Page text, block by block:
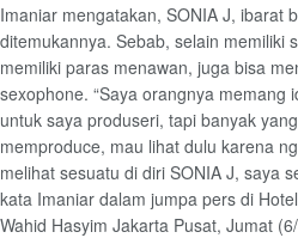
Imaniar mengatakan, SONIA J, ibarat
ditemukannya. Sebab, selain memiliki
memiliki paras menawan, juga bisa
sexophone. “Saya orangnya memang
untuk saya produseri, tapi banyak
memproduce, mau lihat dulu karena
melihat sesuatu di diri SONIA J, saya
kata Imaniar dalam jumpa pers di
Wahid Hasyim Jakarta Pusat, Jumat